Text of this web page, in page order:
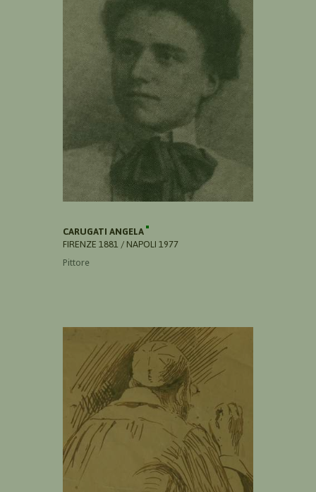
CARUGATI ANGELA
FIRENZE 1881 / NAPOLI 1977
Pittore